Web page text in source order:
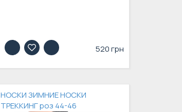
520 грн
НОСКИ ЗИМНИЕ НОСКИ
ТРЕККИНГ роз 44-46